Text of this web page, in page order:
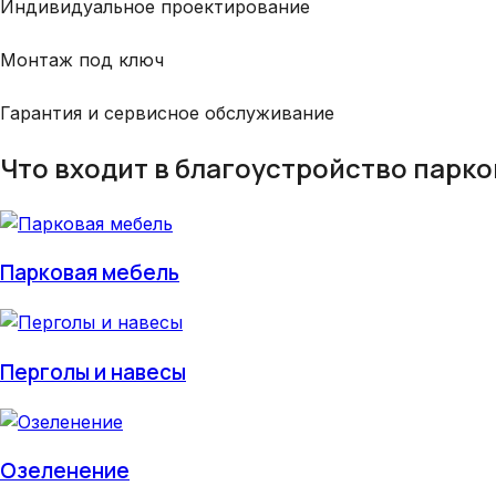
Индивидуальное проектирование
Монтаж под ключ
Гарантия и сервисное обслуживание
Что входит в благоустройство
Парковая мебель
Перголы и навесы
Озеленение